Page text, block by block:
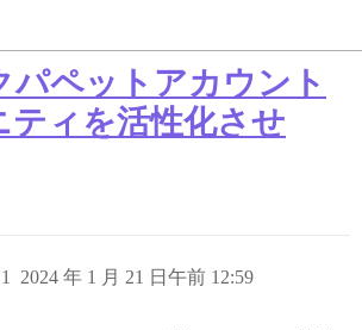
パペットアカウント
ティを活性化させ
2024 年 1 月 21 日午前 12:59
1